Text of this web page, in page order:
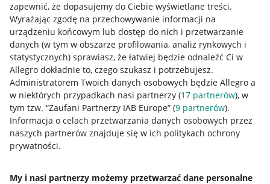
zapewnić, że dopasujemy do Ciebie wyświetlane treści.
Wyrażając zgodę na przechowywanie informacji na
urządzeniu końcowym lub dostęp do nich i przetwarzanie
danych (w tym w obszarze profilowania, analiz rynkowych i
statystycznych) sprawiasz, że łatwiej będzie odnaleźć Ci w
Allegro dokładnie to, czego szukasz i potrzebujesz.
Administratorem Twoich danych osobowych będzie Allegro a
w niektórych przypadkach nasi partnerzy (17 partnerów), w
tym tzw. “Zaufani Partnerzy IAB Europe” (9 partnerów).
Informacja o celach przetwarzania danych osobowych przez
naszych partnerów znajduje się w ich politykach ochrony
prywatności.
My i nasi partnerzy możemy przetwarzać dane personalne
Przydatne informacje
Jak to działa